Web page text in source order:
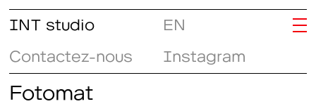
INT studio
Contactez-nous
Instagram
EN
Fotomat